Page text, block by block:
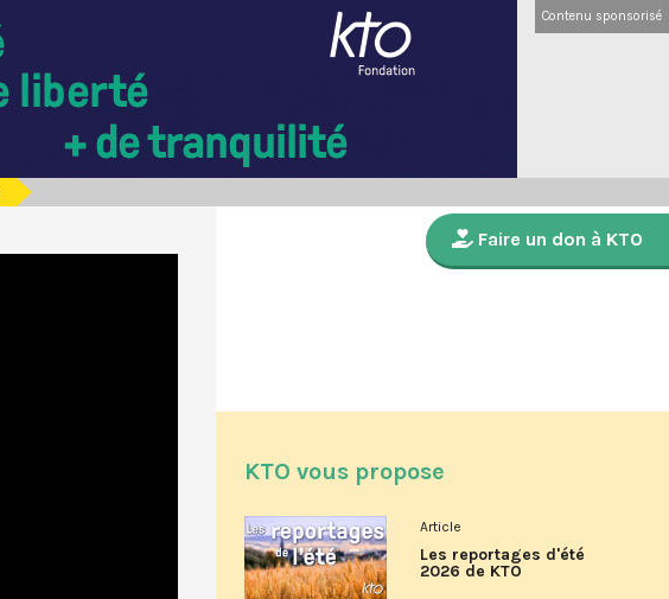
Contenu sponsorisé
Faire un don à KTO
KTO vous propose
Article
Les reportages d'été
2026 de KTO